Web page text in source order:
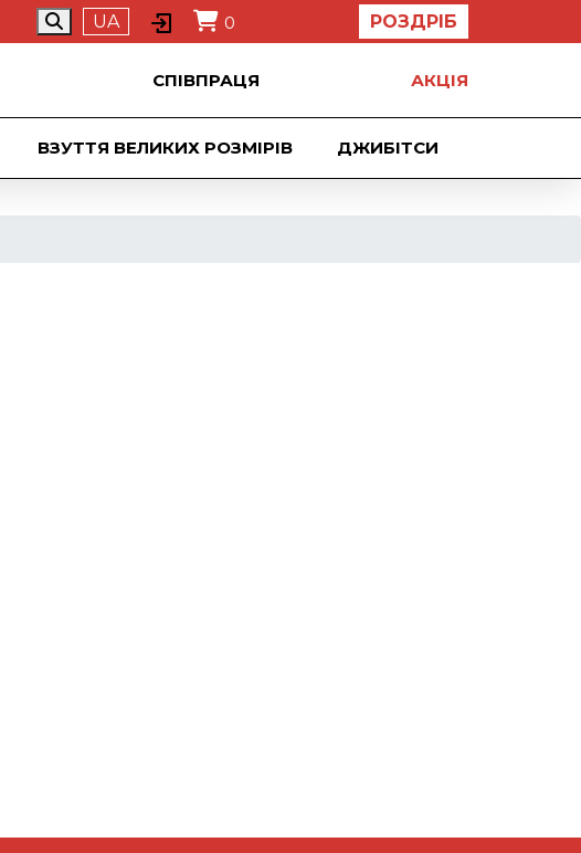
UA 0 РОЗДРІБ
СПІВПРАЦЯ АКЦIЯ
ВЗУТТЯ ВЕЛИКИХ РОЗМІРІВ ДЖИБIТСИ